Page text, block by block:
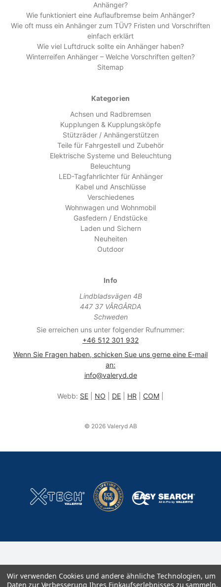
Anhänger?
Wie funktioniert eine Auflaufbremse beim Anhänger?
Wie oft muss ein Anhänger zum TÜV? Fristen und Vorschriften
einfach erklärt
Wie viel Luftdruck sollte ein Anhänger haben?
Winterreifen Anhänger – Welche Vorschriften gelten?
Sitemap
Kategorien
Achsen und Radbremsen
Kupplungen & Kupplungsköpfe
Stützräder / Anhängerstützen
Teile für Fahrgestell und Zubehör
Elektrische Systeme und Beleuchtung
Beleuchtung
LED-Tagfahrlichter für Anhänger
Kabel und Anschlüsse
Verschiedenes
Wohnwagen und Wohnmobil
Gasfedern / Endstücke
Laden und Sichern
Neuheiten
Outdoor
Info
Lindbladsvägen 4B
447 37 VÅRGÅRDA
Schweden
Sie erreichen uns unter folgender Rufnummer:
+46 512 301 932
Wenn Sie Fragen haben, schicken Sue uns gerne eine E-mail
an:
info@valeryd.de
Webb: SE NO DE HR COM
© 2026 Valeryd AB
Wir verwenden Cookies und andere ähnliche Technologien, um
Daten zur Verbesserung Ihres Einkaufserlebnisses zu sammeln.